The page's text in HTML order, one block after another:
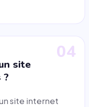
04
site
?
site internet